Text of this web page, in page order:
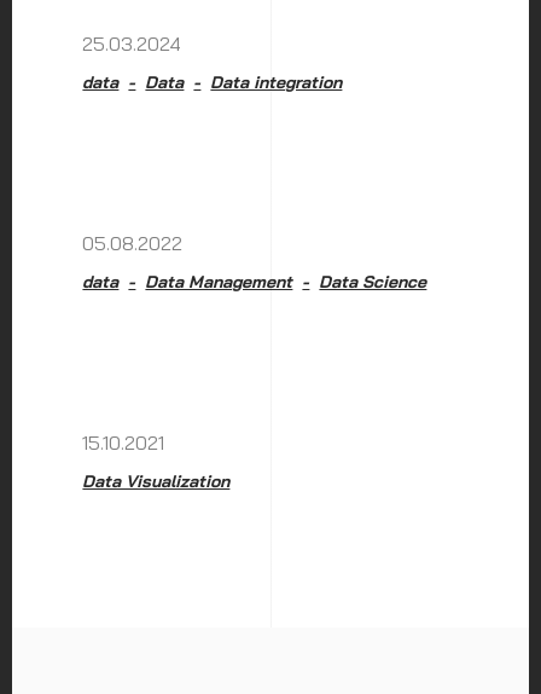
25.03.2024
data Data Data integration
05.08.2022
data Data Management Data Science
15.10.2021
Data Visualization